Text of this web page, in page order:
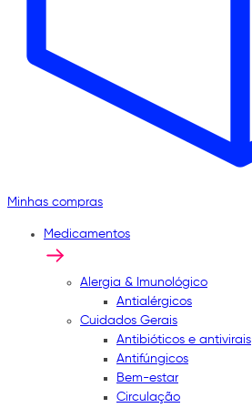
Minhas compras
Medicamentos
Alergia & Imunológico
Antialérgicos
Cuidados Gerais
Antibióticos e antivirais
Antifúngicos
Bem-estar
Circulação